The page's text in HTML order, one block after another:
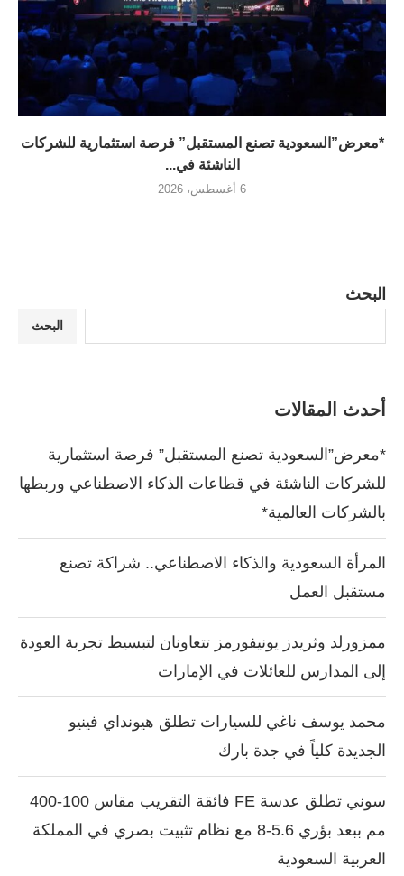
*معرض”السعودية تصنع المستقبل” فرصة استثمارية للشركات
الناشئة في...
6 أغسطس، 2026
البحث
البحث
أحدث المقالات
*معرض”السعودية تصنع المستقبل” فرصة استثمارية
للشركات الناشئة في قطاعات الذكاء الاصطناعي وربطها
بالشركات العالمية*
المرأة السعودية والذكاء الاصطناعي.. شراكة تصنع
مستقبل العمل
ممزورلد وثريدز يونيفورمز تتعاونان لتبسيط تجربة العودة
إلى المدارس للعائلات في الإمارات
محمد يوسف ناغي للسيارات تطلق هيونداي فينيو
الجديدة كلياً في جدة بارك
سوني تطلق عدسة FE فائقة التقريب مقاس 100-400
مم ببعد بؤري 5.6-8 مع نظام تثبيت بصري في المملكة
العربية السعودية